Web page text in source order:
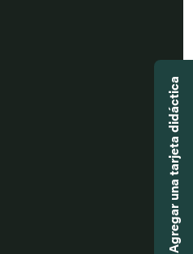
Agregar una tarjeta didáctica